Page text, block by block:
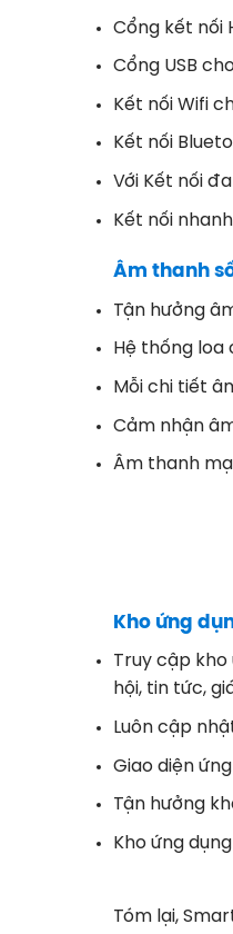
Cổng kết nối
Cổng USB
Kết nối Wifi
Kết nối
Với Kết nối
Kết nối
Âm thanh
Tận hưởng
Hệ thống loa
Mỗi chi tiết
Cảm nhận
Âm thanh
Kho ứng
Truy cập kho
hội, tin tức,
Luôn cập
Giao diện
Tận hưởng
Kho ứng
Tóm lại,